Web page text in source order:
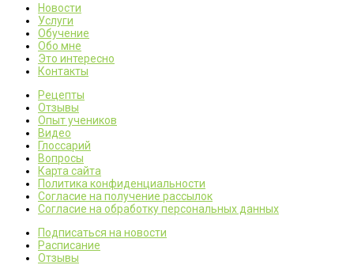
Новости
Услуги
Обучение
Обо мне
Это интересно
Контакты
Рецепты
Отзывы
Опыт учеников
Видео
Глоссарий
Вопросы
Карта сайта
Политика конфиденциальности
Согласие на получение рассылок
Согласие на обработку персональных данных
Подписаться на новости
Расписание
Отзывы